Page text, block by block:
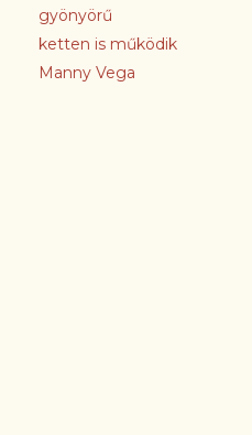
gyönyörű
ketten is működik
Manny Vega